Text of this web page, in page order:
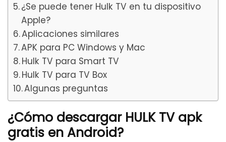
¿Se puede tener Hulk TV en tu dispositivo
Apple?
Aplicaciones similares
APK para PC Windows y Mac
Hulk TV para Smart TV
Hulk TV para TV Box
Algunas preguntas
¿Cómo descargar HULK TV apk
gratis en Android?